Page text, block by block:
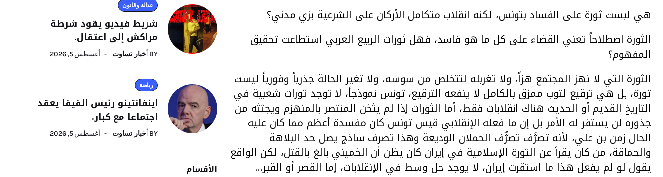
هي ليست ثورة على الفساد بتونس، لكنه انقلاب متكامل الأركان على الشرعية بزي مدني؟
الثورة اصطلاحاً تعني القضاء على كل ما هو فاسد، فهل ثورات الربيع العربي استطاعت تحقيق
المفهوم؟
الثورة التي لا تهز المجتمع هزاً، ولا تغربله لتتخلص من سوسه، ولا تغير الحالة جذرياً وفورياً ليست
ثورة، بل هي ترقيع لثوب ممزق بالكامل لا ينفعه الترقيع، تونس نموذجاً، لا توجد ثورات شعبية في
التاريخ القديم أو الحديث هناك انقلابات فقط، أما الثورات إذا لم يثخن المنتصر بالمنهزم ويجتثه من
جذوره لن يستقر له الأمر بل إن ما فعله الإنقلابي قيس تونس كان مفسدة أعظم مما كان عليه
الحال زمن بن علي، لأنه تصرَّف تصرُّف الحملان الوديعة وهذا تصرف ساذج يصل حد البلاهة
والحماقة، من كان يقرأ عن الثورة الإسلامية في إيران كان يظن أن الخميني بالغ بالقتل، لكن الواقع
يقول لو لم يفعل هذا ما استقرت إيران، لا يوجد حل وسط في الإنقلابات، إما القصر أو القبر…
عدالة وقانون
شريط فيديو يقود شرطة
مراكش إلى اعتقال.
BY أخبار تساوت أغسطس 5, 2026
رياضة
اينفانتينو رئيس الفيفا يعقد
اجتماعا مع كبار.
BY أخبار تساوت أغسطس 5, 2026
الأقسام